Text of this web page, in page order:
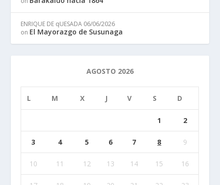
ENRIQUE DE qUESADA 06/06/2026
on El Mayorazgo de Susunaga
AGOSTO 2026
L M X J V S D
1 2
3 4 5 6 7 8 9
10 11 12 13 14 15 16